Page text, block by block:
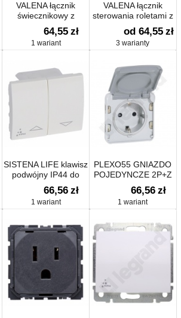
VALENA łącznik
świecznikowy z
podwójnym
wskaźnikiem
64,55 zł
1 wariant
VALENA łącznik
sterowania roletami z
blokadą elektyczną
od 64,55 zł
3 warianty
SISTENA LIFE klawisz
podwójny IP44 do
mechanizmów
sterowania roletami
66,56 zł
1 wariant
PLEXO55 GNIAZDO
POJEDYNCZE 2P+Z
SCHUKO
66,56 zł
1 wariant